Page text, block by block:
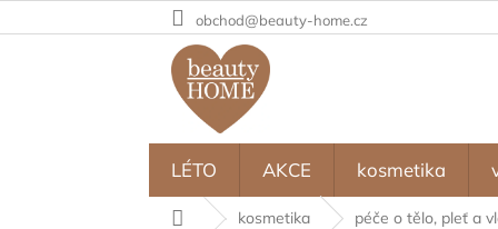
na
obchod@beauty-home.cz
LÉTO AKCE kosmetika
Domů kosmetika péče o tělo, pleť a